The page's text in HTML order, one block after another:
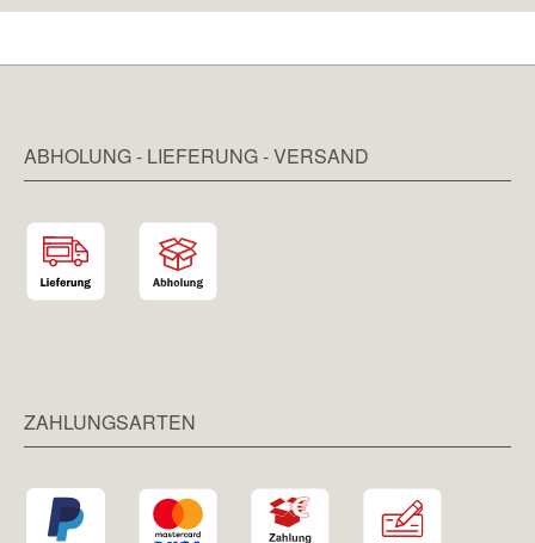
ABHOLUNG - LIEFERUNG - VERSAND
ZAHLUNGSARTEN